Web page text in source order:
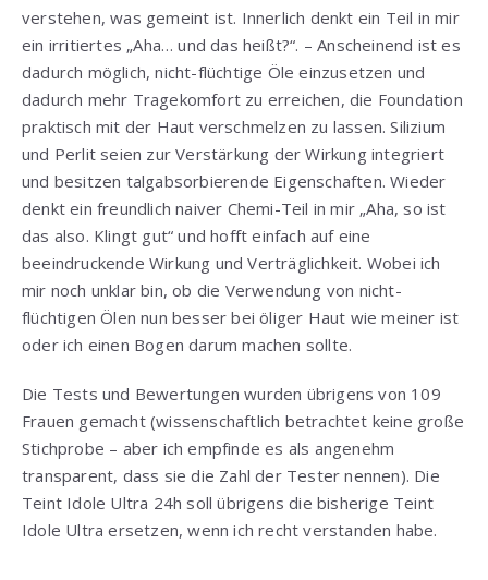
verstehen, was gemeint ist. Innerlich denkt ein Teil in mir
ein irritiertes „Aha… und das heißt?“. – Anscheinend ist es
dadurch möglich, nicht-flüchtige Öle einzusetzen und
dadurch mehr Tragekomfort zu erreichen, die Foundation
praktisch mit der Haut verschmelzen zu lassen. Silizium
und Perlit seien zur Verstärkung der Wirkung integriert
und besitzen talgabsorbierende Eigenschaften. Wieder
denkt ein freundlich naiver Chemi-Teil in mir „Aha, so ist
das also. Klingt gut“ und hofft einfach auf eine
beeindruckende Wirkung und Verträglichkeit. Wobei ich
mir noch unklar bin, ob die Verwendung von nicht-
flüchtigen Ölen nun besser bei öliger Haut wie meiner ist
oder ich einen Bogen darum machen sollte.
Die Tests und Bewertungen wurden übrigens von 109
Frauen gemacht (wissenschaftlich betrachtet keine große
Stichprobe – aber ich empfinde es als angenehm
transparent, dass sie die Zahl der Tester nennen). Die
Teint Idole Ultra 24h soll übrigens die bisherige Teint
Idole Ultra ersetzen, wenn ich recht verstanden habe.